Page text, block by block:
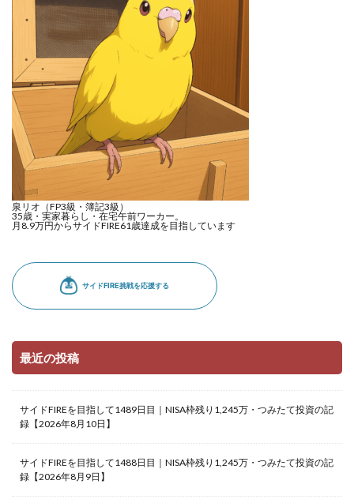
泉リオ（FP3級・簿記3級）
35歳・実家暮らし・在宅午前ワーカー。
月8.9万円からサイドFIRE61歳達成を目指しています
最近の投稿
サイドFIREを目指して1489日目｜NISA枠残り1,245万・つみたて投資の記
録【2026年8月10日】
サイドFIREを目指して1488日目｜NISA枠残り1,245万・つみたて投資の記
録【2026年8月9日】